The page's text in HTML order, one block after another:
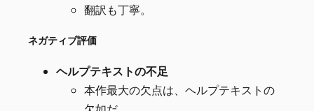
翻訳も丁寧。
ネガティブ評価
ヘルプテキストの不足
本作最大の欠点は、ヘルプテキストの